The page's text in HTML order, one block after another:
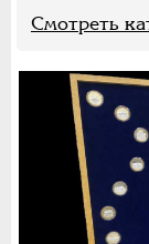
Смотреть